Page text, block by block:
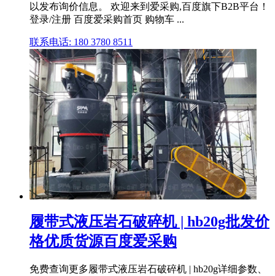
以发布询价信息。 欢迎来到爱采购,百度旗下B2B平台！
登录/注册 百度爱采购首页 购物车 ...
联系电话: 180 3780 8511
履带式液压岩石破碎机 | hb20g批发价
格优质货源百度爱采购
免费查询更多履带式液压岩石破碎机 | hb20g详细参数、